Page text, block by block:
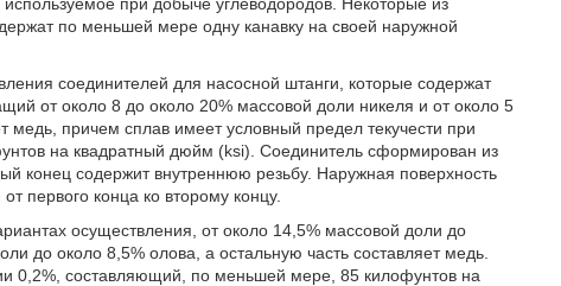
по меньшей мере одну канавку на своей наружной
соединителей для насосной штанги, которые содержат
от около 8 до около 20% массовой доли никеля и от около 5
медь, причем сплав имеет условный предел текучести при
на квадратный дюйм (ksi). Соединитель сформирован из
конец содержит внутреннюю резьбу. Наружная поверхность
первого конца ко второму концу.
осуществления, от около 14,5% массовой доли до
до около 8,5% олова, а остальную часть составляет медь.
0,2%, составляющий, по меньшей мере, 85 килофунтов на